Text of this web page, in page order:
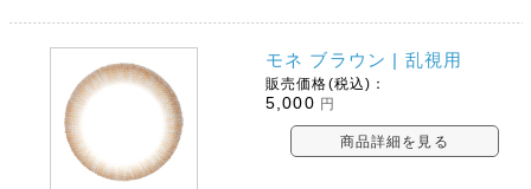
モネ ブラウン | 乱視用
販売価格(税込)：
5,000 円
商品詳細を見る